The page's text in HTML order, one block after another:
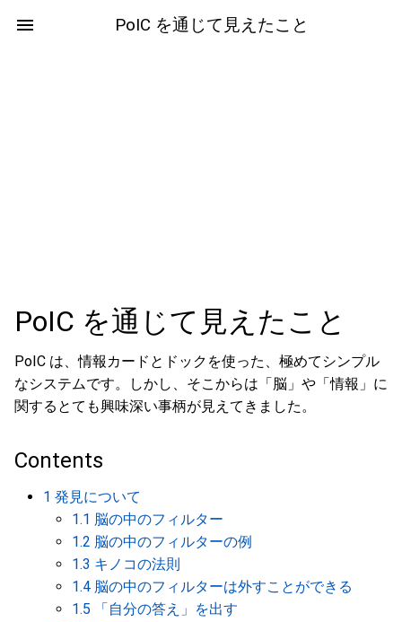
PoIC を通じて見えたこと
PoIC を通じて見えたこと
PoIC は、情報カードとドックを使った、極めてシンプル
なシステムです。しかし、そこからは「脳」や「情報」に
関するとても興味深い事柄が見えてきました。
Contents
1 発見について
1.1 脳の中のフィルター
1.2 脳の中のフィルターの例
1.3 キノコの法則
1.4 脳の中のフィルターは外すことができる
1.5 「自分の答え」を出す